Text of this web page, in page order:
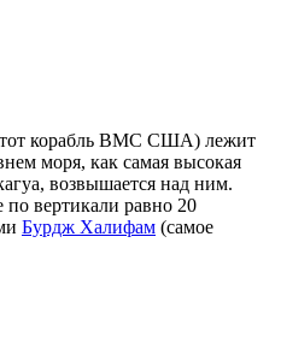
корабль ВМС США) лежит
моря, как самая высокая
возвышается над ним.
по вертикали равно 20
Бурдж Халифам (самое